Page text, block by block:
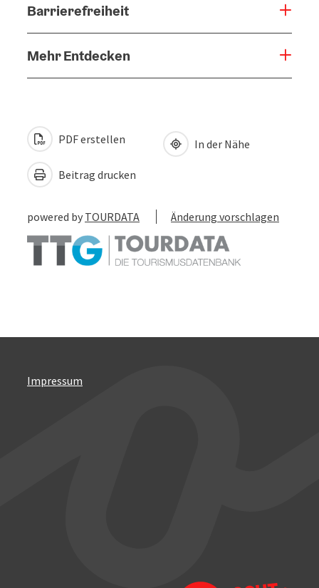
Barrierefreiheit
Mehr Entdecken
PDF erstellen
Beitrag drucken
In der Nähe
powered by TOURDATA Änderung vorschlagen
Impressum